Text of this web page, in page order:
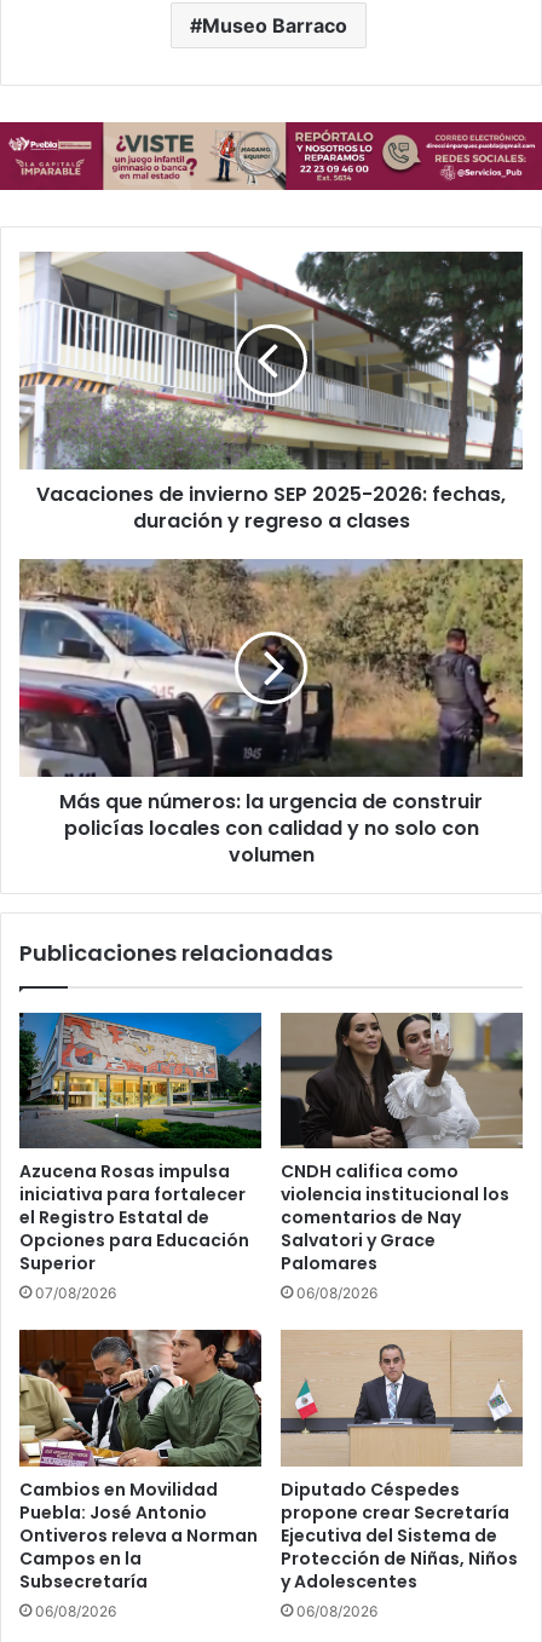
Museo Barraco
Vacaciones
invierno
2025-
2026:
fechas,
duración
y
regreso
Vacaciones de invierno SEP 2025-2026: fechas,
duración y regreso a clases
Más
que
números:
la
urgencia
de
construir
policías
locales
calidad
solo
volumen
Más que números: la urgencia de construir
policías locales con calidad y no solo con
volumen
Publicaciones relacionadas
Azucena Rosas impulsa
iniciativa para fortalecer
el Registro Estatal de
Opciones para Educación
Superior
07/08/2026
CNDH califica como
violencia institucional los
comentarios de Nay
Salvatori y Grace
Palomares
06/08/2026
Cambios en Movilidad
Puebla: José Antonio
Ontiveros releva a Norman
Campos en la
Subsecretaría
06/08/2026
Diputado Céspedes
propone crear Secretaría
Ejecutiva del Sistema de
Protección de Niñas, Niños
y Adolescentes
06/08/2026